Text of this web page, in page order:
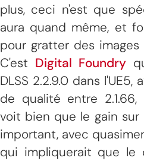
plus, ceci n'est que
aura quand même, et
pour gratter des
C'est Digital Foundry
DLSS 2.2.9.0 dans
de qualité entre 2.1.66,
voit bien que le gain
important, avec
qui impliquerait que le